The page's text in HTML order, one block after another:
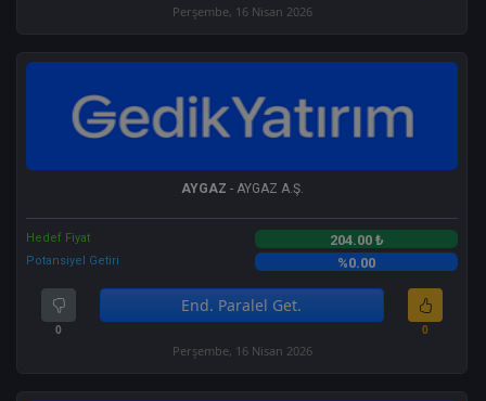
Perşembe, 16 Nisan 2026
AYGAZ - AYGAZ A.Ş.
Hedef Fiyat 204.00 ₺
Potansiyel Getiri %0.00
0
End. Paralel Get.
0
Perşembe, 16 Nisan 2026